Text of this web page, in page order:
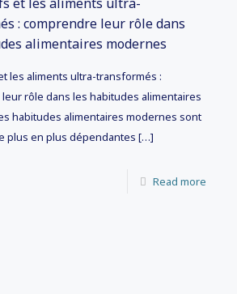
: comprendre leur rôle dans
alimentaires modernes
les aliments ultra-transformés :
rôle dans les habitudes alimentaires
habitudes alimentaires modernes sont
plus en plus dépendantes […]
Read more